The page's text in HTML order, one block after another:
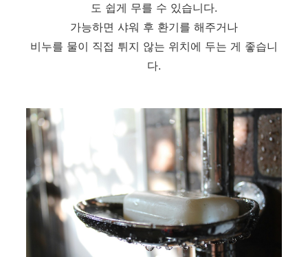
도 쉽게 무를 수 있습니다.
가능하면 샤워 후 환기를 해주거나
비누를 물이 직접 튀지 않는 위치에 두는 게 좋습니
다.